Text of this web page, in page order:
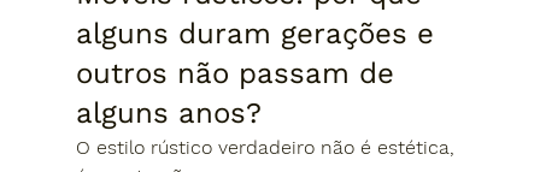
alguns duram gerações e
outros não passam de
alguns anos?
O estilo rústico verdadeiro não é estética,